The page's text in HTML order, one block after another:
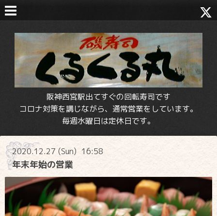
阪神西宮駅出てすぐの回転寿司です
コロナ対策を講じながら、通常営業をしています。
毎週水曜日は定休日です。
2020.12.27 (Sun) 16:58
年末年始の営業